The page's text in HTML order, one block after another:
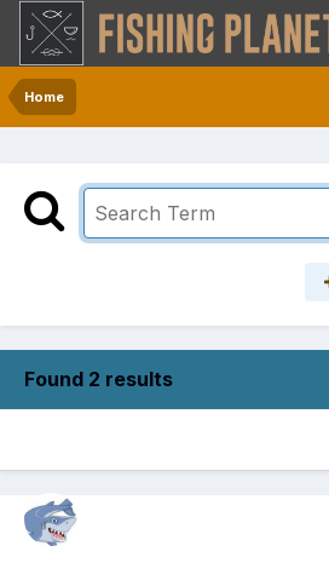
Home
Found 2 results